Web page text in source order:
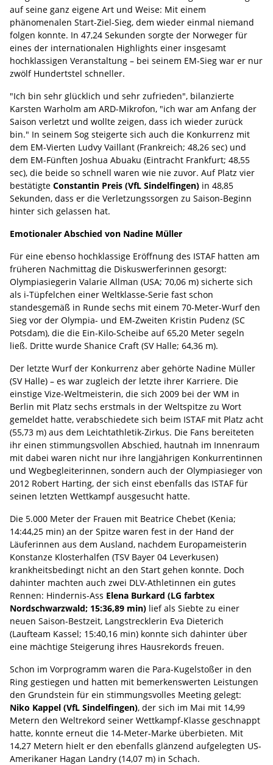
auf seine ganz eigene Art und Weise: Mit einem
phänomenalen Start-Ziel-Sieg, dem wieder einmal niemand
folgen konnte. In 47,24 Sekunden sorgte der Norweger für
eines der internationalen Highlights einer insgesamt
hochklassigen Veranstaltung – bei seinem EM-Sieg war er nur
zwölf Hundertstel schneller.
"Ich bin sehr glücklich und sehr zufrieden", bilanzierte
Karsten Warholm am ARD-Mikrofon, "ich war am Anfang der
Saison verletzt und wollte zeigen, dass ich wieder zurück
bin." In seinem Sog steigerte sich auch die Konkurrenz mit
dem EM-Vierten Ludvy Vaillant (Frankreich; 48,26 sec) und
dem EM-Fünften Joshua Abuaku (Eintracht Frankfurt; 48,55
sec), die beide so schnell waren wie nie zuvor. Auf Platz vier
bestätigte Constantin Preis (VfL Sindelfingen) in 48,85
Sekunden, dass er die Verletzungssorgen zu Saison-Beginn
hinter sich gelassen hat.
Emotionaler Abschied von Nadine Müller
Für eine ebenso hochklassige Eröffnung des ISTAF hatten am
früheren Nachmittag die Diskuswerferinnen gesorgt:
Olympiasiegerin Valarie Allman (USA; 70,06 m) sicherte sich
als i-Tüpfelchen einer Weltklasse-Serie fast schon
standesgemäß in Runde sechs mit einem 70-Meter-Wurf den
Sieg vor der Olympia- und EM-Zweiten Kristin Pudenz (SC
Potsdam), die die Ein-Kilo-Scheibe auf 65,20 Meter segeln
ließ. Dritte wurde Shanice Craft (SV Halle; 64,36 m).
Der letzte Wurf der Konkurrenz aber gehörte Nadine Müller
(SV Halle) – es war zugleich der letzte ihrer Karriere. Die
einstige Vize-Weltmeisterin, die sich 2009 bei der WM in
Berlin mit Platz sechs erstmals in der Weltspitze zu Wort
gemeldet hatte, verabschiedete sich beim ISTAF mit Platz acht
(55,73 m) aus dem Leichtathletik-Zirkus. Die Fans bereiteten
ihr einen stimmungsvollen Abschied, hautnah im Innenraum
mit dabei waren nicht nur ihre langjährigen Konkurrentinnen
und Wegbegleiterinnen, sondern auch der Olympiasieger von
2012 Robert Harting, der sich einst ebenfalls das ISTAF für
seinen letzten Wettkampf ausgesucht hatte.
Die 5.000 Meter der Frauen mit Beatrice Chebet (Kenia;
14:44,25 min) an der Spitze waren fest in der Hand der
Läuferinnen aus dem Ausland, nachdem Europameisterin
Konstanze Klosterhalfen (TSV Bayer 04 Leverkusen)
krankheitsbedingt nicht an den Start gehen konnte. Doch
dahinter machten auch zwei DLV-Athletinnen ein gutes
Rennen: Hindernis-Ass Elena Burkard (LG farbtex
Nordschwarzwald; 15:36,89 min) lief als Siebte zu einer
neuen Saison-Bestzeit, Langstrecklerin Eva Dieterich
(Laufteam Kassel; 15:40,16 min) konnte sich dahinter über
eine mächtige Steigerung ihres Hausrekords freuen.
Schon im Vorprogramm waren die Para-Kugelstoßer in den
Ring gestiegen und hatten mit bemerkenswerten Leistungen
den Grundstein für ein stimmungsvolles Meeting gelegt:
Niko Kappel (VfL Sindelfingen), der sich im Mai mit 14,99
Metern den Weltrekord seiner Wettkampf-Klasse geschnappt
hatte, konnte erneut die 14-Meter-Marke überbieten. Mit
14,27 Metern hielt er den ebenfalls glänzend aufgelegten US-
Amerikaner Hagan Landry (14,07 m) in Schach.